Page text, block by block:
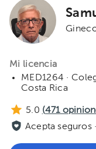
Mi licencia
MED1264 ·
Costa Rica
5.0 (471
Acepta seguros ·